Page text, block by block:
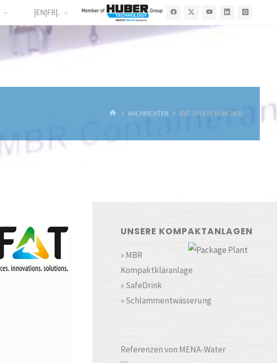
|EN|FR|.. .
STARTNACHRICHTEN IFAT 2018 IN MÜNCHEN
UNSERE KOMPAKTANLAGEN
» MBR
Kompaktkläranlage
» SafeDrink
» Schlammentwässerung
Referenzen von MENA-Water